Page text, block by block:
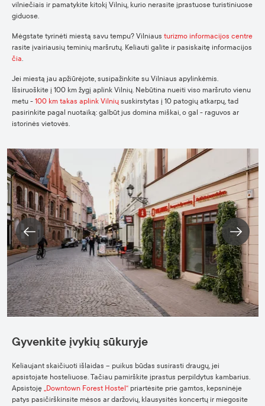
vilniečiais ir pamatykite kitokį Vilnių, kurio nerasite įprastuose turistiniuose
giduose.
Mėgstate tyrinėti miestą savu tempu? Vilniaus turizmo informacijos centre
rasite įvairiausių teminių maršrutų. Keliauti galite ir pasiskaitę informacijos
čia.
Jei miestą jau apžiūrėjote, susipažinkite su Vilniaus apylinkėmis.
Išsiruoškite į 100 km žygį aplink Vilnių. Nebūtina nueiti viso maršruto vienu
metu - 100 km takas aplink Vilnių suskirstytas į 10 patogių atkarpų, tad
pasirinkite pagal nuotaiką: galbūt jus domina miškai, o gal - raguvos ar
istorinės vietovės.
Gyvenkite įvykių sūkuryje
Keliaujant skaičiuoti išlaidas – puikus būdas susirasti draugų, jei
apsistojate hosteliuose. Tačiau pamirškite įprastus perpildytus kambarius.
Apsistoję „Downtown Forest Hostel“ priartėsite prie gamtos, kepsninėje
patys pasičirškinsite mėsos ar daržovių, klausysitės koncertų ir miegosite